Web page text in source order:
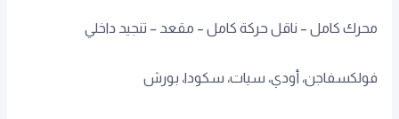
محرك كامل – ناقل حركة كامل – مقعد – تنجيد داخلي
فولكسفاجن، أودي، سيات، سكودا، بورش